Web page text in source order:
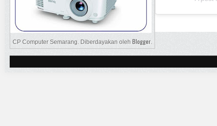
CP Computer Semarang. Diberdayakan oleh Blogger.